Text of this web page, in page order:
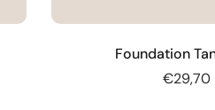
Foundation
€29,70